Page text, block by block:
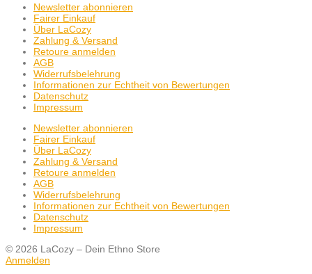
Newsletter abonnieren
Fairer Einkauf
Über LaCozy
Zahlung & Versand
Retoure anmelden
AGB
Widerrufsbelehrung
Informationen zur Echtheit von Bewertungen
Datenschutz
Impressum
Newsletter abonnieren
Fairer Einkauf
Über LaCozy
Zahlung & Versand
Retoure anmelden
AGB
Widerrufsbelehrung
Informationen zur Echtheit von Bewertungen
Datenschutz
Impressum
© 2026 LaCozy – Dein Ethno Store
Anmelden